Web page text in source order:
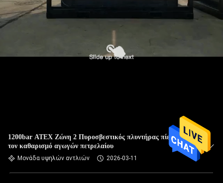
1200bar ATEX Ζώνη 2 Πυροσβεστικός πλυντήρας πίεσης για
τον καθαρισμό αγωγών πετρελαίου
Μονάδα υψηλών αντλιών 2026-03-11